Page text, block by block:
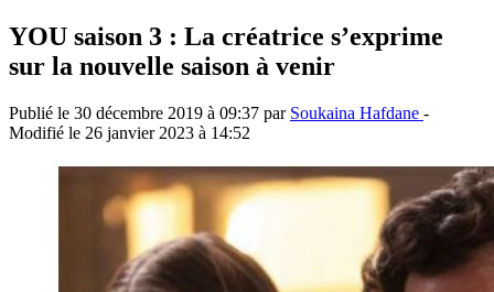
YOU saison 3 : La créatrice s’exprime
sur la nouvelle saison à venir
Publié le 30 décembre 2019 à 09:37 par Soukaina Hafdane -
Modifié le 26 janvier 2023 à 14:52